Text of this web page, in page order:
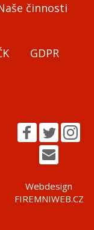
činnosti
GDPR
Webdesign
FIREMNIWEB.CZ